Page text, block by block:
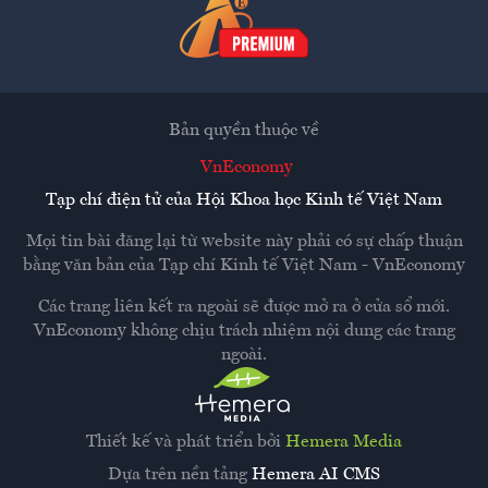
Thiết kế và phát triển bởi Hemera Media
Dựa trên nền tảng Hemera AI CMS
Bản quyền thuộc về
VnEconomy
Tạp chí điện tử của Hội Khoa học Kinh tế Việt Nam
Mọi tin bài đăng lại từ website này phải có sự chấp thuận
bằng văn bản của Tạp chí Kinh tế Việt Nam - VnEconomy
Các trang liên kết ra ngoài sẽ được mở ra ở cửa sổ mới.
VnEconomy không chịu trách nhiệm nội dung các trang
ngoài.